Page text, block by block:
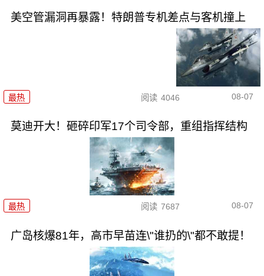
美空管漏洞再暴露！特朗普专机差点与客机撞上
最热 阅读 4046 08-07
莫迪开大！砸碎印军17个司令部，重组指挥结构
最热 阅读 7687 08-07
广岛核爆81年，高市早苗连\"谁扔的\"都不敢提！